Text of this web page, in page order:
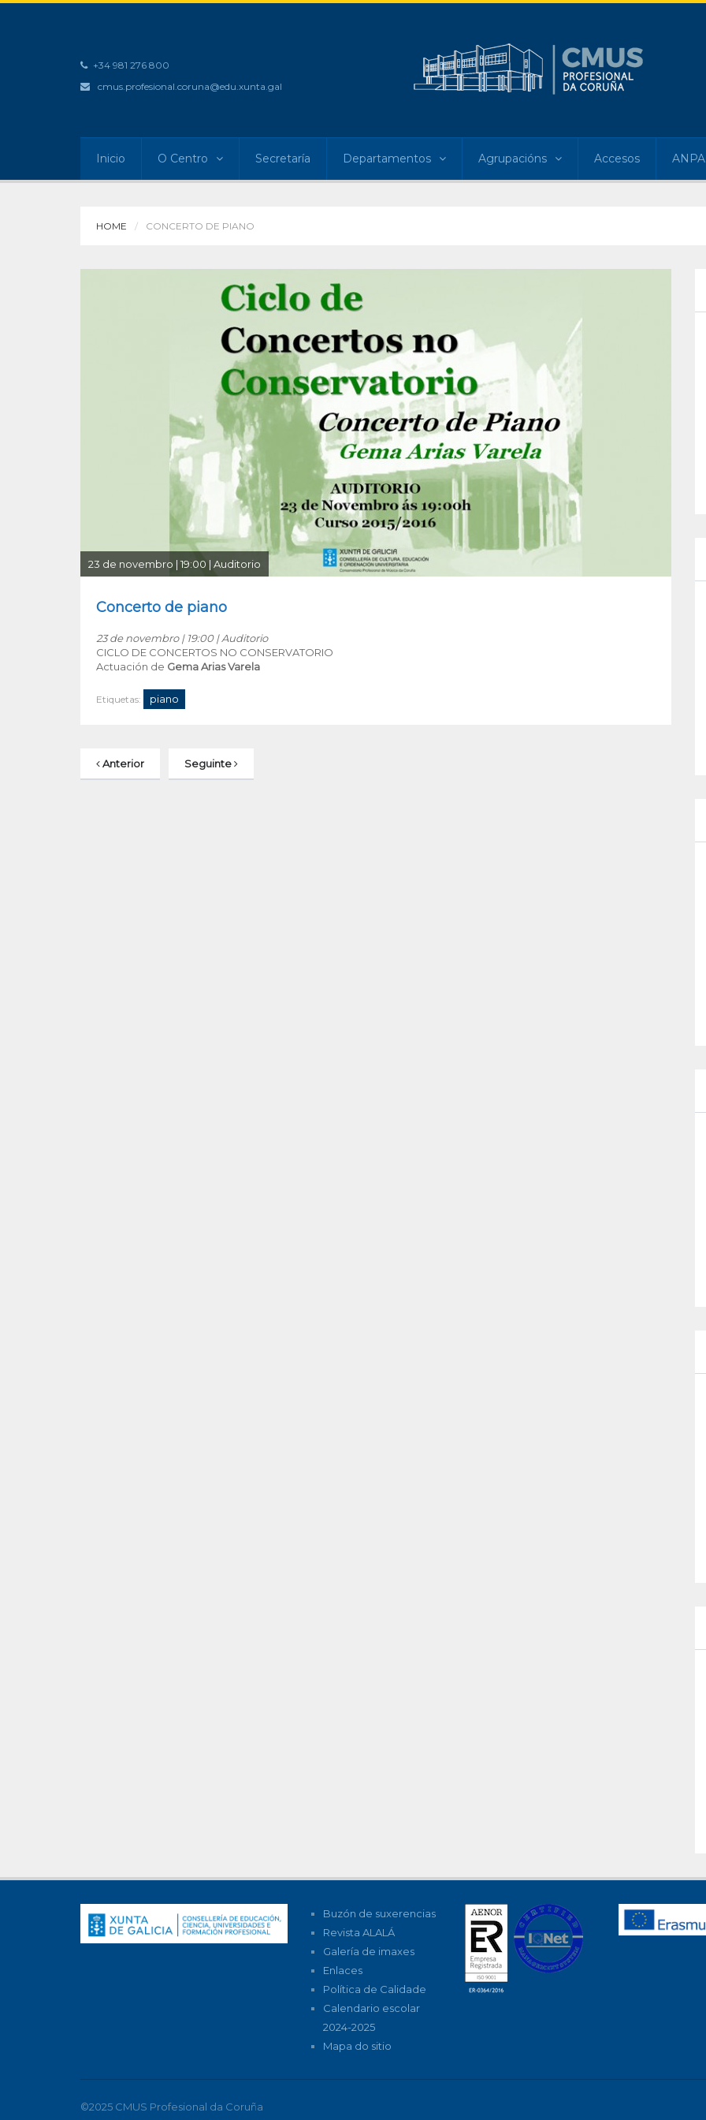
+34 981 276 800
cmus.profesional.coruna@edu.xunta.gal
Inicio O Centro Secretaría Departamentos Agrupacións Accesos ANPA
HOME CONCERTO DE PIANO
23 de novembro | 19:00 | Auditorio
Concerto de piano
23 de novembro | 19:00 | Auditorio
CICLO DE CONCERTOS NO CONSERVATORIO
Actuación de Gema Arias Varela
Etiquetas: piano
Anterior Seguinte
Buzón de suxerencias
Revista ALALÁ
Galería de imaxes
Enlaces
Política de Calidade
Calendario escolar
2024-2025
Mapa do sitio
©2025 CMUS Profesional da Coruña